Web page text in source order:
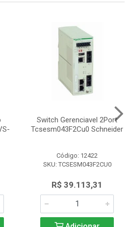
Switch Gerenciavel 2Port
Tcsesm043F2Cu0 Schneider
Código: 12422
SKU: TCSESM043F2CU0
R$ 39.113,31